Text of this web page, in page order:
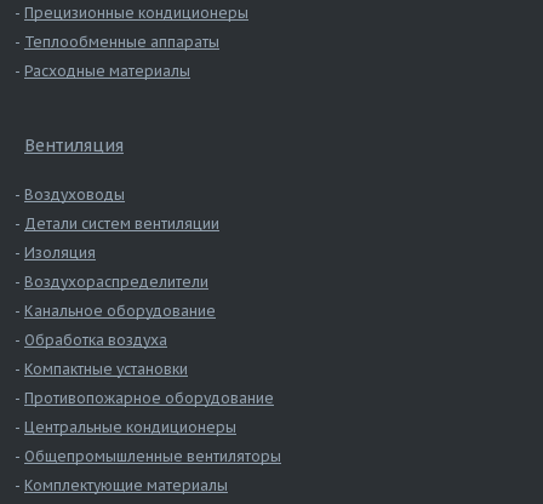
Прецизионные кондиционеры
Теплообменные аппараты
Расходные материалы
Вентиляция
Воздуховоды
Детали систем вентиляции
Изоляция
Воздухораспределители
Канальное оборудование
Обработка воздуха
Компактные установки
Противопожарное оборудование
Центральные кондиционеры
Общепромышленные вентиляторы
Комплектующие материалы